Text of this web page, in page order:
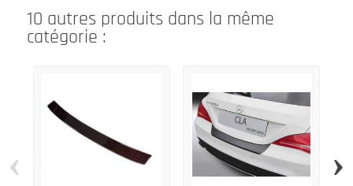
10 autres produits dans la même
catégorie :
‹ ›